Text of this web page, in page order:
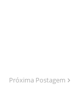
Próxima Postagem